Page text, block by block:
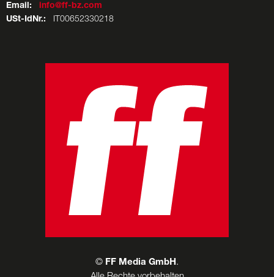
Email:
info@ff-bz.com
USt-IdNr.: IT00652330218
© FF Media GmbH.